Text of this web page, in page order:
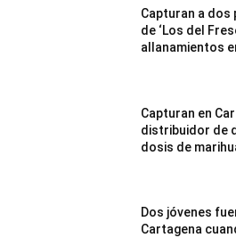
Capturan a
de ‘Los del
allanamientos
Capturan en
distribuidor de
dosis de
Dos jóvenes
Cartagena